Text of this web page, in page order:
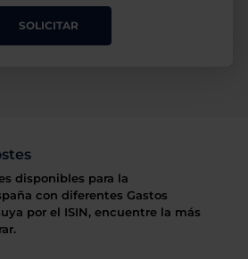
SOLICITAR
disponibles para la
con diferentes Gastos
por el ISIN, encuentre la más